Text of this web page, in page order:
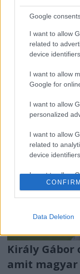
Google
I want to allow
related to
device
I want to allow
Google for
I want to allow
personalized
I want to allow
related to
device
I want to allow
related to
related to
I want to allow
related to
functionality
user protection.
CONFIRM
Data Deletion
Gumitalpú dorgo,
Egyikről sem
csúcskategóriás
pedig pont így
Sajtműhely és az
István és Molnár…
Király
amit magyar